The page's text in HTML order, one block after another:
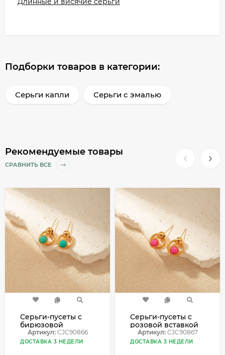
Подборки товаров в категории:
Серьги капли Серьги с эмалью
Рекомендуемые товары
СРАВНИТЬ ВСЕ
Серьги-пусеты с
бирюзовой
вставкой CJC90866
Артикул:CJC90866
ДОСТАВКА 3 НЕДЕЛИ
Серьги-пусеты с
розовой вставкой
CJC90867
Артикул:CJC90867
ДОСТАВКА 3 НЕДЕЛИ